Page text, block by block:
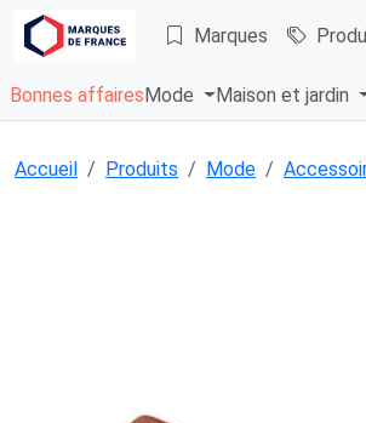
Marques
Bonnes affaires Mode Maison et jardin
Accueil Produits Mode